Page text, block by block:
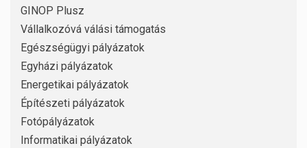
GINOP Plusz
Vállalkozóvá válási támogatás
Egészségügyi pályázatok
Egyházi pályázatok
Energetikai pályázatok
Építészeti pályázatok
Fotópályázatok
Informatikai pályázatok